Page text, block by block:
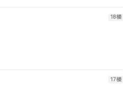
18楼
17楼